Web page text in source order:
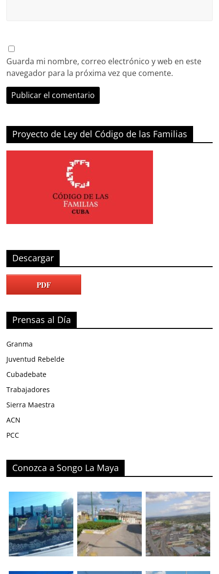
Guarda mi nombre, correo electrónico y web en este
navegador para la próxima vez que comente.
Proyecto de Ley del Código de las Familias
Descargar
PDF
Prensas al Día
Granma
Juventud Rebelde
Cubadebate
Trabajadores
Sierra Maestra
ACN
PCC
Conozca a Songo La Maya